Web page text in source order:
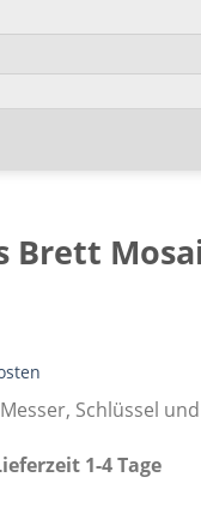
Brett
Schlüssel
1-4 Tage